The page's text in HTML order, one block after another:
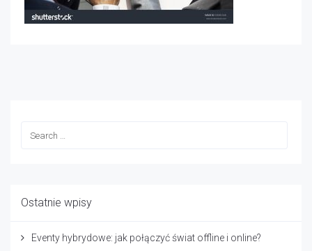
Ostatnie wpisy
Eventy hybrydowe: jak połączyć świat offline i online?